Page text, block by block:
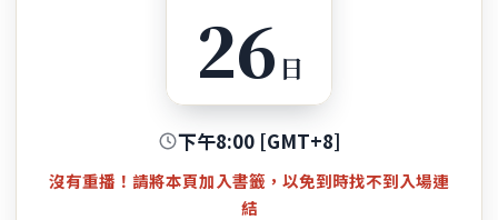
26 日
下午8:00 [GMT+8]
沒有重播！請將本頁加入書籤，以免到時找不到入場連
結